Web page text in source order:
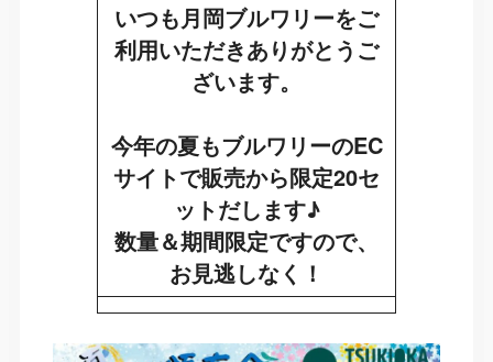
いつも月岡ブルワリーをご
利用いただきありがとうご
ざいます。
今年の夏もブルワリーのEC
サイトで販売から限定20セ
ットだします♪
数量＆期間限定ですので、
お見逃しなく！